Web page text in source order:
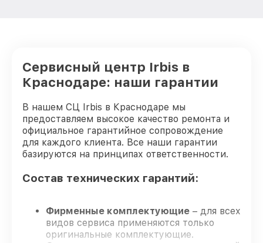
Сервисный центр Irbis в
Краснодаре: наши гарантии
В нашем СЦ Irbis в Краснодаре мы
предоставляем высокое качество ремонта и
официальное гарантийное сопровождение
для каждого клиента. Все наши гарантии
базируются на принципах ответственности.
Состав технических гарантий:
Фирменные комплектующие – для всех
видов сервиса применяются только
оригинальные комплектующие.